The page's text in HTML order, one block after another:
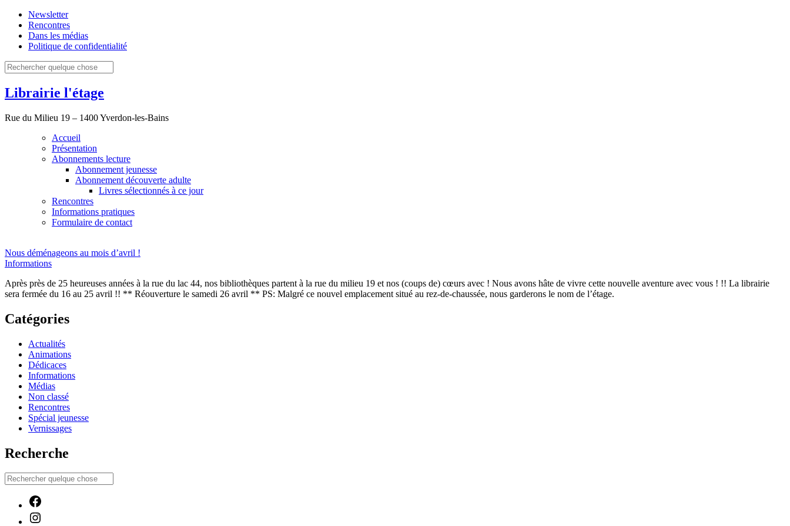
Newsletter
Rencontres
Dans les médias
Politique de confidentialité
Librairie l'étage
Rue du Milieu 19 – 1400 Yverdon-les-Bains
Accueil
Présentation
Abonnements lecture
Abonnement jeunesse
Abonnement découverte adulte
Livres sélectionnés à ce jour
Rencontres
Informations pratiques
Formulaire de contact
Nous déménageons au mois d’avril !
Informations
Après près de 25 heureuses années à la rue du lac 44, nos bibliothèques partent à la rue du milieu 19 et nos (coups de) cœurs avec ! Nous avons hâte de vivre cette nouvelle aventure avec vous ! !! La librairie
sera fermée du 16 au 25 avril !! ** Réouverture le samedi 26 avril ** PS: Malgré ce nouvel emplacement situé au rez-de-chaussée, nous garderons le nom de l’étage.
Catégories
Actualités
Animations
Dédicaces
Informations
Médias
Non classé
Rencontres
Spécial jeunesse
Vernissages
Recherche